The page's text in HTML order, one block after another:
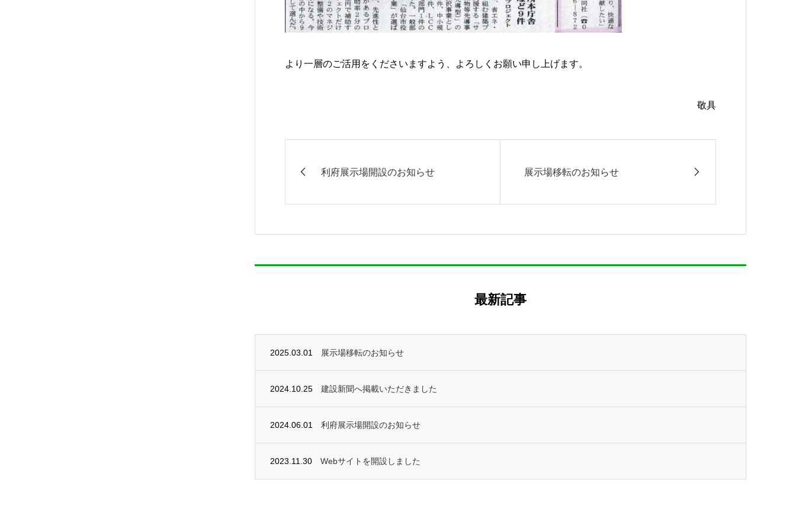
より一層のご活用をくださいますよう、よろしくお願い申し上げます。
敬具
利府展示場開設のお知らせ 展示場移転のお知らせ
最新記事
2025.03.01 展示場移転のお知らせ
2024.10.25 建設新聞へ掲載いただきました
2024.06.01 利府展示場開設のお知らせ
2023.11.30 Webサイトを開設しました